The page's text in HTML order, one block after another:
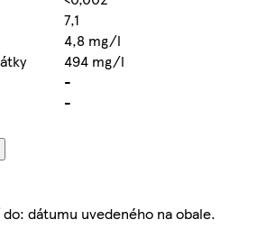
7,1
4,8 mg/l
494 mg/l
-
-
dátumu uvedeného na obale.